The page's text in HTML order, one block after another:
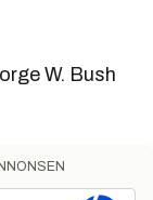
W. Bush